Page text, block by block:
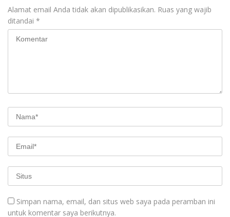
Alamat email Anda tidak akan dipublikasikan. Ruas yang wajib
ditandai *
Simpan nama, email, dan situs web saya pada peramban ini
untuk komentar saya berikutnya.